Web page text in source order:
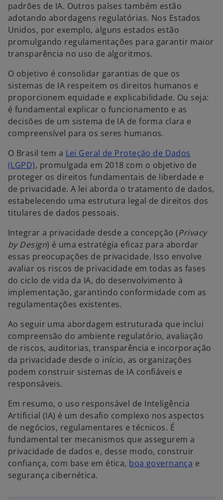
padrões de IA. Outros países também estão
adotando abordagens regulatórias. Nos Estados
Unidos, por exemplo, alguns estados estão
promulgando regulamentações para garantir maior
transparência no uso de algoritmos.
O objetivo é consolidar garantias de que os
sistemas de IA respeitem os direitos humanos e
proporcionem equidade e explicabilidade. Ou seja:
é fundamental explicar o funcionamento e as
decisões de um sistema de IA de forma clara e
compreensível para os seres humanos.
O Brasil tem a Lei Geral de Proteção de Dados
(LGPD)a
b
r
e
e
u
m
a
n
o
v
a
, promulgada em 2018 com o objetivo de
proteger os direitos fundamentais de liberdade e
de privacidade. A lei aborda o tratamento de dados,
estabelecendo uma estrutura legal de direitos dos
titulares de dados pessoais.
Integrar a privacidade desde a concepção (Privacy
by Design) é uma estratégia eficaz para abordar
essas preocupações de privacidade. Isso envolve
avaliar os riscos de privacidade em todas as fases
do ciclo de vida da IA, do desenvolvimento à
implementação, garantindo conformidade com as
regulamentações existentes.
Ao seguir uma abordagem estruturada que inclui
compreensão do ambiente regulatório, avaliação
de riscos, auditorias, transparência e incorporação
da privacidade desde o início, as organizações
podem construir sistemas de IA confiáveis e
responsáveis.
Em resumo, o uso responsável de Inteligência
Artificial (IA) é um desafio complexo nos aspectos
de negócios, regulamentares e técnicos. É
fundamental ter mecanismos que assegurem a
privacidade de dados e, desse modo, construir
confiança, com base em ética, boa governança ae
segurança cibernética.
r